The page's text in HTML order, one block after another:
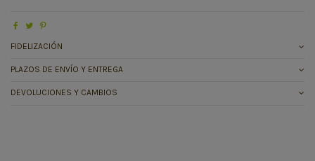
FIDELIZACIÓN
PLAZOS DE ENVÍO Y ENTREGA
DEVOLUCIONES Y CAMBIOS